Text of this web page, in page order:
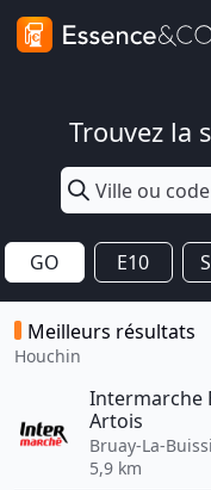
Trouvez la
GO E10
Meilleurs résultats
Houchin
Intermarche
Artois
Bruay-La-
5,9 km